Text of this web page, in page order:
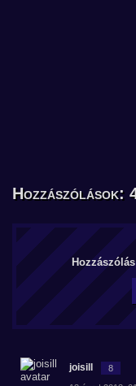
Hozzászólások:
joisill 8